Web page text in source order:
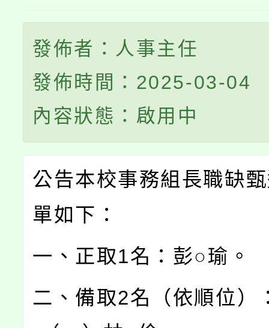
發佈者：人事主任
發佈時間：2025-03-04
內容狀態：啟用中
公告本校事務組長職缺
單如下：
一、正取1名：彭○瑜。
二、備取2名（依順位